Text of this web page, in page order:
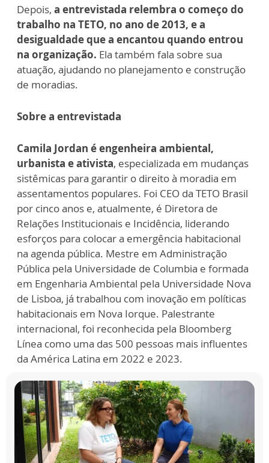
Depois, a entrevistada relembra o começo do
trabalho na TETO, no ano de 2013, e a
desigualdade que a encantou quando entrou
na organização. Ela também fala sobre sua
atuação, ajudando no planejamento e construção
de moradias.
Sobre a entrevistada
Camila Jordan é engenheira ambiental,
urbanista e ativista, especializada em mudanças
sistêmicas para garantir o direito à moradia em
assentamentos populares. Foi CEO da TETO Brasil
por cinco anos e, atualmente, é Diretora de
Relações Institucionais e Incidência, liderando
esforços para colocar a emergência habitacional
na agenda pública. Mestre em Administração
Pública pela Universidade de Columbia e formada
em Engenharia Ambiental pela Universidade Nova
de Lisboa, já trabalhou com inovação em políticas
habitacionais em Nova Iorque. Palestrante
internacional, foi reconhecida pela Bloomberg
Línea como uma das 500 pessoas mais influentes
da América Latina em 2022 e 2023.